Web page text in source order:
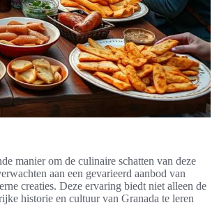
manier om de culinaire schatten van deze
aan een gevarieerd aanbod van
creaties. Deze ervaring biedt niet alleen de
historie en cultuur van Granada te leren